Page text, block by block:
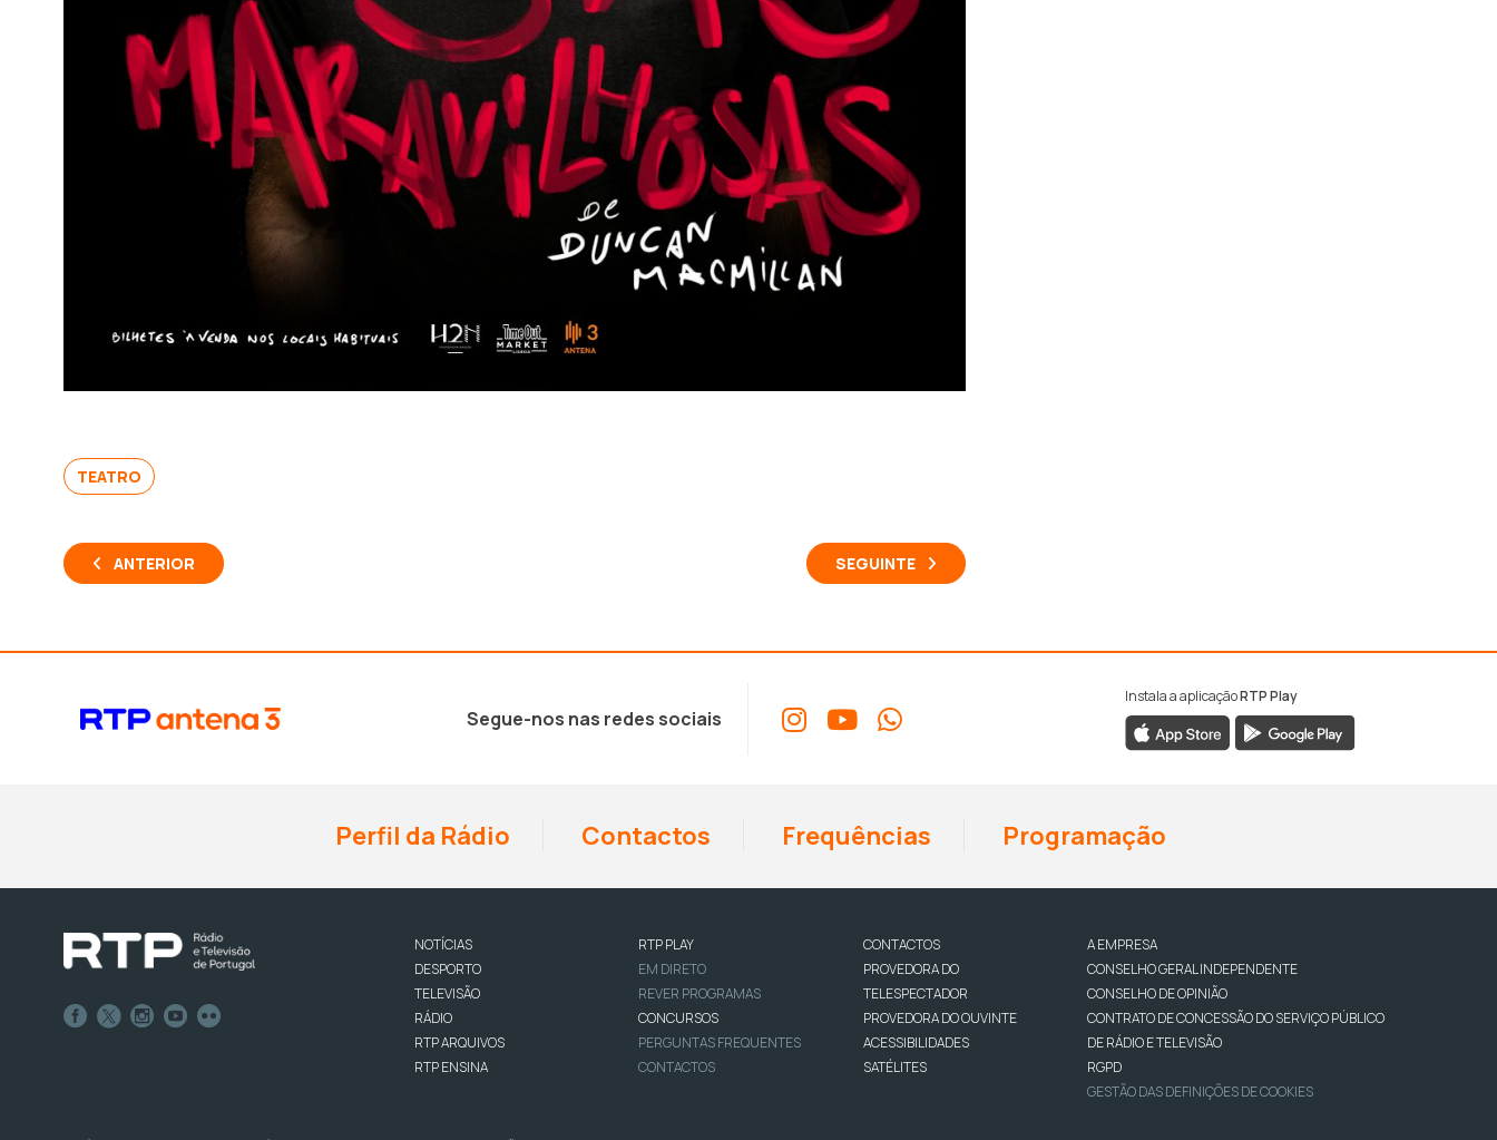
TEATRO
ANTERIOR SEGUINTE
Segue-nos nas redes sociais
Instala a aplicaçãoRTP Play
Perfil da Rádio Contactos Frequências Programação
NOTÍCIAS
DESPORTO
TELEVISÃO
RÁDIO
RTP ARQUIVOS
RTP ENSINA
RTP PLAY
EM DIRETO
REVER PROGRAMAS
CONCURSOS
PERGUNTAS FREQUENTES
CONTACTOS
CONTACTOS
PROVEDORA DO
TELESPECTADOR
PROVEDORA DO OUVINTE
ACESSIBILIDADES
SATÉLITES
A EMPRESA
CONSELHO GERAL INDEPENDENTE
CONSELHO DE OPINIÃO
CONTRATO DE CONCESSÃO DO SERVIÇO PÚBLICO
DE RÁDIO E TELEVISÃO
RGPD
GESTÃO DAS DEFINIÇÕES DE COOKIES